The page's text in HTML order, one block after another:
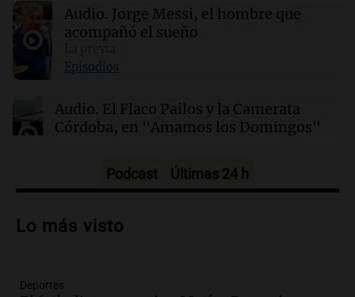
00:06 Clima
Clima en CABA: cómo estará el tiempo este
lunes 10 de agosto
Audio. Jorge Messi, el hombre que
acompañó el sueño
Episodios
Audio. El Flaco Pailos y la Camerata
Córdoba, en "Amamos los Domingos"
hablaron de su obra en Cadena 3
Audio.
Podcast Últimas 24 h
Lo más visto
Deportes